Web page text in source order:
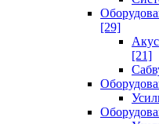
[29]
[21]